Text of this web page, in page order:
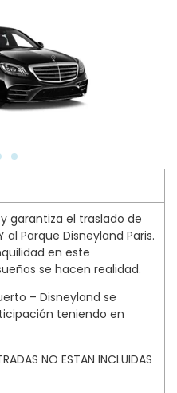
garantiza el traslado de
al Parque Disneyland Paris.
en este
se hacen realidad.
– Disneyland se
teniendo en
NO ESTAN INCLUIDAS